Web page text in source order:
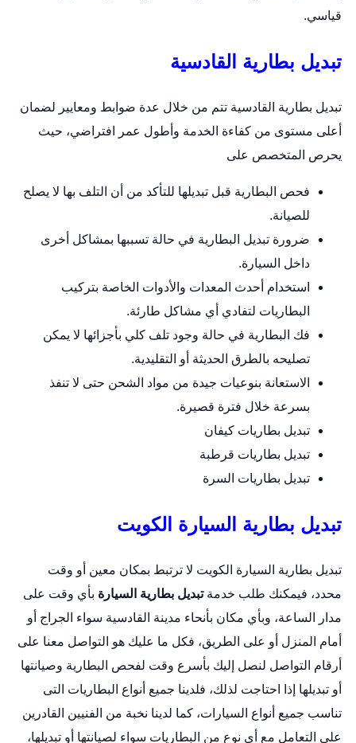
قياسي.
تبديل بطارية القادسية
تبديل بطارية القادسية تتم من خلال عدة ضوابط ومعايير لضمان
أعلى مستوى من كفاءة الخدمة وأطول عمر افتراضي، حيث
يحرص المتخصص على
فحص البطارية قبل تبديلها للتأكد من أن التلف بها لا يصلح
للصيانة.
ضرورة تبديل البطارية في حالة تسببها بمشاكل أخرى
داخل السيارة.
استخدام أحدث المعدات والأدوات الخاصة بتركيب
البطاريات لتفادي أي مشاكل طارئة.
فك البطارية في حالة وجود تلف كلي بأجزائها لا يمكن
تصليحه بالطرق الحديثة أو التقليدية.
الاستعانة بنوعيات جيدة من مواد الشحن حتى لا تنفذ
بسرعة خلال فترة قصيرة.
تبديل بطاريات كيفان
تبديل بطاريات قرطبة
تبديل بطاريات السرة
تبديل بطارية السيارة الكويت
تبديل بطارية السيارة الكويت لا ترتبط بمكان معين أو وقت
محدد، فيمكنك طلب خدمةتبديل بطارية السيارة بأي وقت على
مدار الساعة، وبأي مكان بأنحاء مدينة القادسية سواء الجراج أو
أمام المنزل أو على الطريق، فكل ما عليك هو التواصل معنا على
أرقام التواصل لنصل إليك بأسرع وقت لفحص البطارية وصيانتها
أو تبديلها إذا احتاجت لذلك، فلدينا جميع أنواع البطاريات التى
تناسب جميع أنواع السيارات، كما لدينا نخبة من الفنيين القادرين
على التعامل مع أي نوع من البطاريات سواء لصيانتها أو تبديلها،